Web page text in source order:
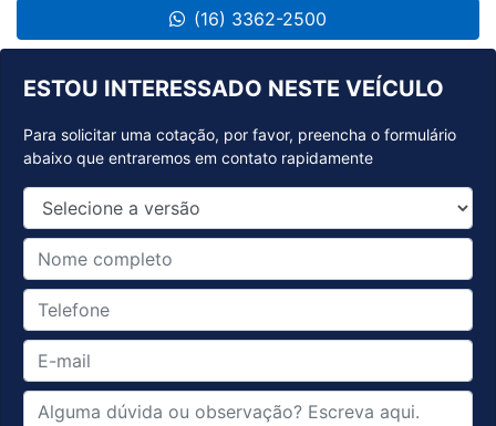
ESTOU INTERESSADO NESTE VEÍCULO
Para solicitar uma cotação, por favor, preencha o formulário
abaixo que entraremos em contato rapidamente
(16) 3362-2500